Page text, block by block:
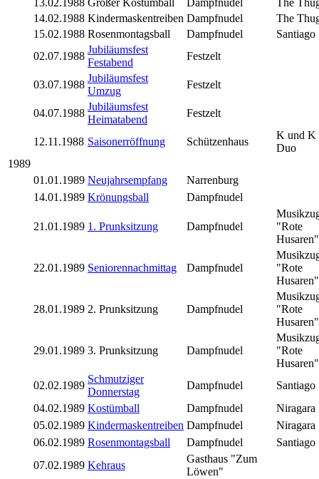
13.02.1988 Großer Kostümball Dampfnudel
The
14.02.1988 Kindermaskentreiben Dampfnudel
The
15.02.1988 Rosenmontagsball Dampfnudel
Santiago
02.07.1988
Jubiläumsfest
Festabend
Festzelt
03.07.1988
Jubiläumsfest
Umzug
Festzelt
04.07.1988
Jubiläumsfest
Heimatabend
Festzelt
12.11.1988 Saisonerröffnung Schützenhaus
K und K
Duo
1989
01.01.1989 Neujahrsempfang
Narrenburg
14.01.1989 Krönungsball Dampfnudel
21.01.1989 1. Prunksitzung Dampfnudel
"Rote
Husaren"
22.01.1989 Seniorennachmittag Dampfnudel
"Rote
Husaren"
28.01.1989 2. Prunksitzung Dampfnudel
"Rote
Husaren"
29.01.1989 3. Prunksitzung Dampfnudel
"Rote
Husaren"
02.02.1989
Schmutziger
Donnerstag
Dampfnudel
Santiago
04.02.1989 Kostümball Dampfnudel
Niragara
05.02.1989 Kindermaskentreiben Dampfnudel
Niragara
06.02.1989 Rosenmontagsball Dampfnudel
Santiago
07.02.1989 Kehraus
Gasthaus "Zum
Löwen"